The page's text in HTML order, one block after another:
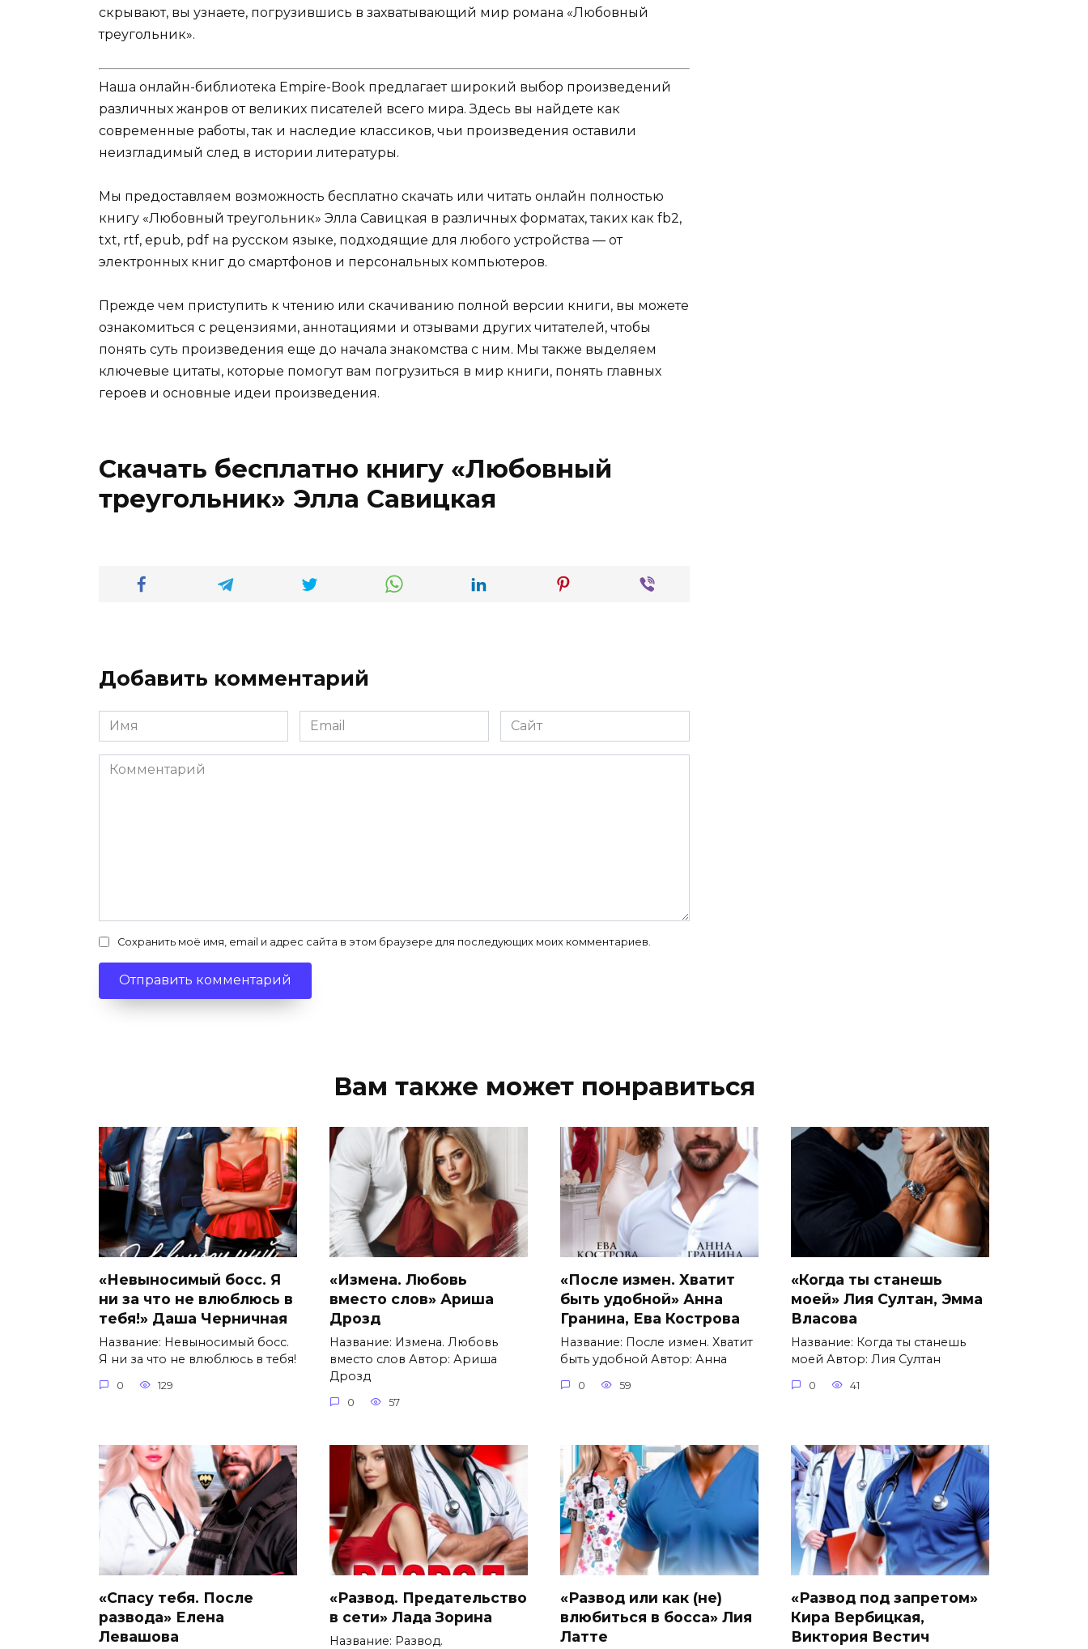
скрывают, вы узнаете, погрузившись в захватывающий мир романа «Любовный
треугольник».
Наша онлайн-библиотека Empire-Book предлагает широкий выбор произведений
различных жанров от великих писателей всего мира. Здесь вы найдете как
современные работы, так и наследие классиков, чьи произведения оставили
неизгладимый след в истории литературы.
Мы предоставляем возможность бесплатно скачать или читать онлайн полностью
книгу «Любовный треугольник» Элла Савицкая в различных форматах, таких как fb2,
txt, rtf, epub, pdf на русском языке, подходящие для любого устройства — от
электронных книг до смартфонов и персональных компьютеров.
Прежде чем приступить к чтению или скачиванию полной версии книги, вы можете
ознакомиться с рецензиями, аннотациями и отзывами других читателей, чтобы
понять суть произведения еще до начала знакомства с ним. Мы также выделяем
ключевые цитаты, которые помогут вам погрузиться в мир книги, понять главных
героев и основные идеи произведения.
Скачать бесплатно книгу «Любовный
треугольник» Элла Савицкая
Добавить комментарий
Имя
*
Email
*
Сайт
Комментарий
Сохранить моё имя, email и адрес сайта в этом браузере для последующих моих комментариев.
Вам также может понравиться
«Невыносимый босс. Я
ни за что не влюблюсь в
тебя!» Даша Черничная
Название: Невыносимый босс.
Я ни за что не влюблюсь в тебя!
0 129
«Измена. Любовь
вместо слов» Ариша
Дрозд
Название: Измена. Любовь
вместо слов Автор: Ариша
Дрозд
0 57
«После измен. Хватит
быть удобной» Анна
Гранина, Ева Кострова
Название: После измен. Хватит
быть удобной Автор: Анна
0 59
«Когда ты станешь
моей» Лия Султан, Эмма
Власова
Название: Когда ты станешь
моей Автор: Лия Султан
0 41
«Спасу тебя. После
развода» Елена
Левашова
«Развод. Предательство
в сети» Лада Зорина
Название: Развод.
«Развод или как (не)
влюбиться в босса» Лия
Латте
«Развод под запретом»
Кира Вербицкая,
Виктория Вестич